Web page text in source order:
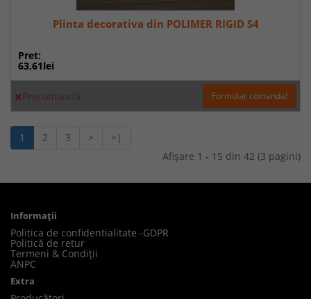
Plinta decorativa din POLIMER RIGID S4
Pret:
63,61lei
Precomandă Formular comanda!
1 2 3 >
>|
Afişare 1 - 15 din 42 (3 pagini)
Informaţii
Politica de confidentialitate -GDPR
Politică de retur
Termeni & Condiții
ANPC
Extra